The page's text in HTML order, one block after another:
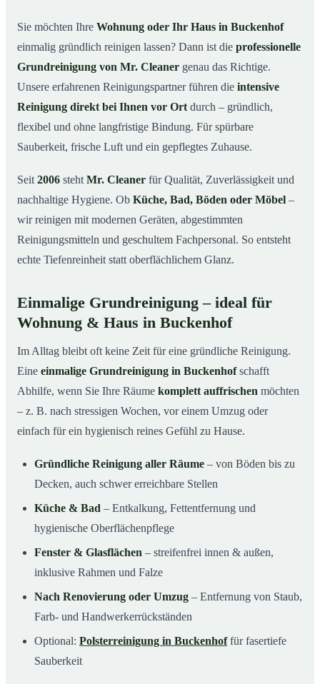
04 So läuft die Grundreinigung in Buckenhof ab
05 Wann ist eine Grundreinigung sinnvoll?
06Grundreinigung in Buckenhof & Umgebung
Jetzt kostenloses Angebot anfordern
Sie möchten Ihre Wohnung oder Ihr Haus in Buckenhof
einmalig gründlich reinigen lassen? Dann ist die professionelle
Grundreinigung von Mr. Cleaner genau das Richtige.
Unsere erfahrenen Reinigungspartner führen die intensive
Reinigung direkt bei Ihnen vor Ort durch – gründlich,
flexibel und ohne langfristige Bindung. Für spürbare
Sauberkeit, frische Luft und ein gepflegtes Zuhause.
Seit 2006 steht Mr. Cleaner für Qualität, Zuverlässigkeit und
nachhaltige Hygiene. Ob Küche, Bad, Böden oder Möbel –
wir reinigen mit modernen Geräten, abgestimmten
Reinigungsmitteln und geschultem Fachpersonal. So entsteht
echte Tiefenreinheit statt oberflächlichem Glanz.
Einmalige Grundreinigung – ideal für
Wohnung & Haus in Buckenhof
Im Alltag bleibt oft keine Zeit für eine gründliche Reinigung.
Eine einmalige Grundreinigung in Buckenhofschafft
Abhilfe, wenn Sie Ihre Räume komplett auffrischen möchten
– z. B. nach stressigen Wochen, vor einem Umzug oder
einfach für ein hygienisch reines Gefühl zu Hause.
Gründliche Reinigung aller Räume – von Böden bis zu
Decken, auch schwer erreichbare Stellen
Küche & Bad – Entkalkung, Fettentfernung und
hygienische Oberflächenpflege
Fenster & Glasflächen – streifenfrei innen & außen,
inklusive Rahmen und Falze
Nach Renovierung oder Umzug – Entfernung von Staub,
Farb- und Handwerkerrückständen
Optional: Polsterreinigung in Buckenhoffür fasertiefe
Sauberkeit